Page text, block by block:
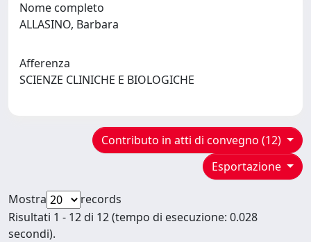
Nome completo
ALLASINO, Barbara
Afferenza
SCIENZE CLINICHE E BIOLOGICHE
Contributo in atti di convegno (12)
Esportazione
Mostra
records
Risultati 1 - 12 di 12 (tempo di esecuzione: 0.028
secondi).